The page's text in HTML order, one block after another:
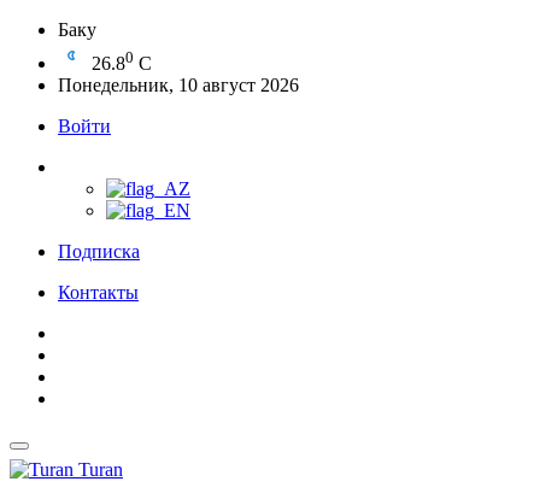
Баку
26.80 C
Понедельник, 10 август 2026
Войти
Подписка
Контакты
Turan